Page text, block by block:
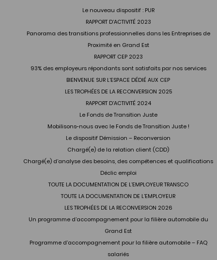
Le nouveau dispositif : PUR
RAPPORT D’ACTIVITÉ 2023
Panorama des transitions professionnelles dans les Entreprises de
Proximité en Grand Est
RAPPORT CEP 2023
93% des employeurs répondants sont satisfaits par nos services
BIENVENUE SUR L’ESPACE DÉDIÉ AUX CEP
LES TROPHÉES DE LA RECONVERSION 2025
RAPPORT D’ACTIVITÉ 2024
Le Fonds de Transition Juste
Mobilisons-nous avec le Fonds de Transition Juste !
Le dispositif Démission – Reconversion
Chargé(e) de la relation client (CDD)
Chargé(e) d’analyse des besoins, des compétences et qualifications
Déclic emploi
TOUTE LA DOCUMENTATION DE L’EMPLOYEUR TRANSCO
TOUTE LA DOCUMENTATION DE L’EMPLOYEUR
LES TROPHÉES DE LA RECONVERSION 2026
Un programme d’accompagnement pour la filière automobile du
Grand Est
Programme d’accompagnement pour la filière automobile – FAQ
salariés